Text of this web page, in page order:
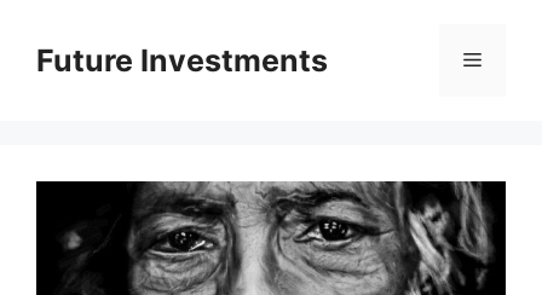
вмістуFuture Investments Меню